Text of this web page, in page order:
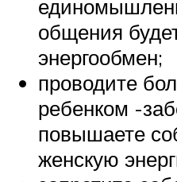
общения
энергообмен;
проводите
ребенком -
повышаете
женскую